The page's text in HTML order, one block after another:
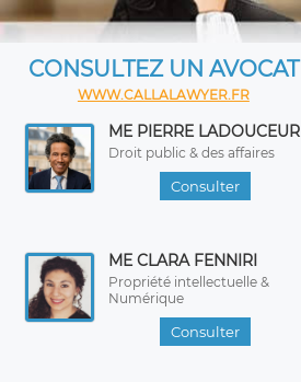
CONSULTEZ UN AVOCAT
WWW.CALLALAWYER.FR
ME PIERRE LADOUCEUR
Droit public & des affaires
Consulter
ME CLARA FENNIRI
Propriété intellectuelle &
Numérique
Consulter